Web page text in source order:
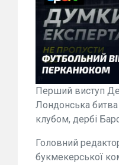
Перший виступ Де
Лондонська
клубом, дербі
Головний
букмекерської